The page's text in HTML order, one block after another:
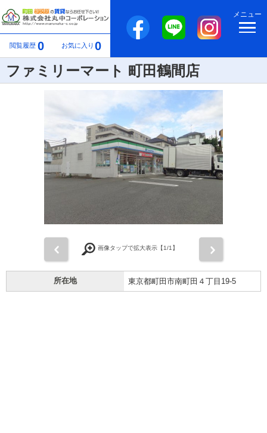
閲覧履歴 0 お気に入り 0
メニュー
ファミリーマート 町田鶴間店
画像タップで拡大表示【1/1】
所在地 東京都町田市南町田４丁目19-5